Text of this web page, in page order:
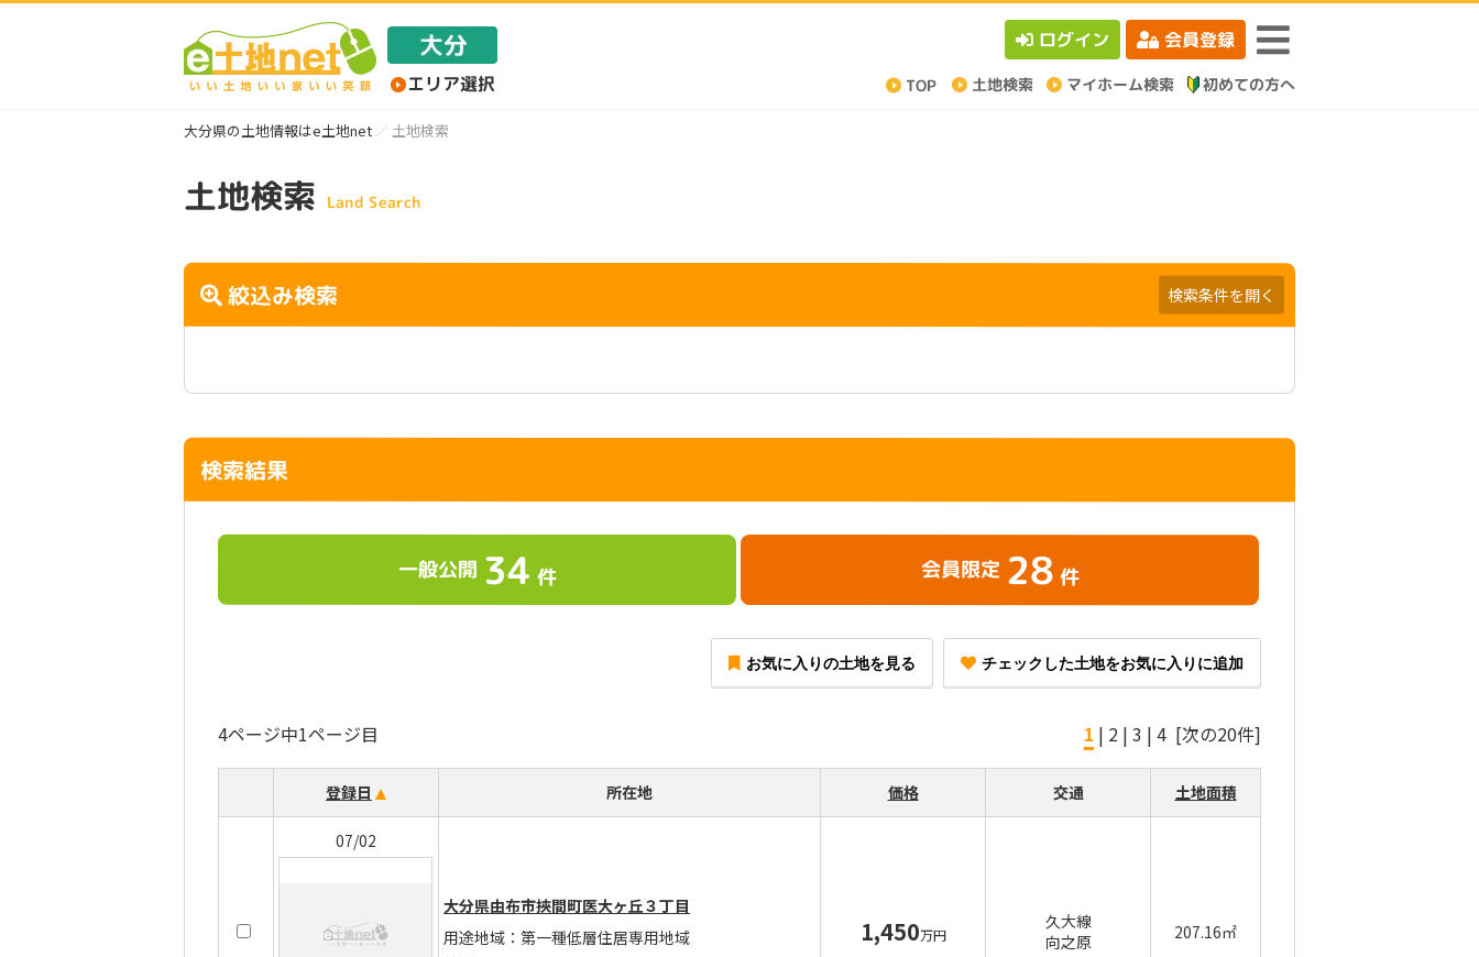
ログイン 会員登録
大分県の土地情報はe土地net 土地検索
土地検索 Land Search
絞込み検索 検索条件を開く
検索結果
一般公開 34 件 会員限定 28 件
お気に入りの土地を見る チェックした土地をお気に入りに追加
4ページ中1ページ目 1 | 2 | 3 | 4 [次の20件]
登録日 所在地 価格 交通 土地面積
07/02
大分県由布市挾間町医大ヶ丘３丁目
用途地域：第一種低層住居専用地域
1,450万円
久大線
向之原
207.16㎡